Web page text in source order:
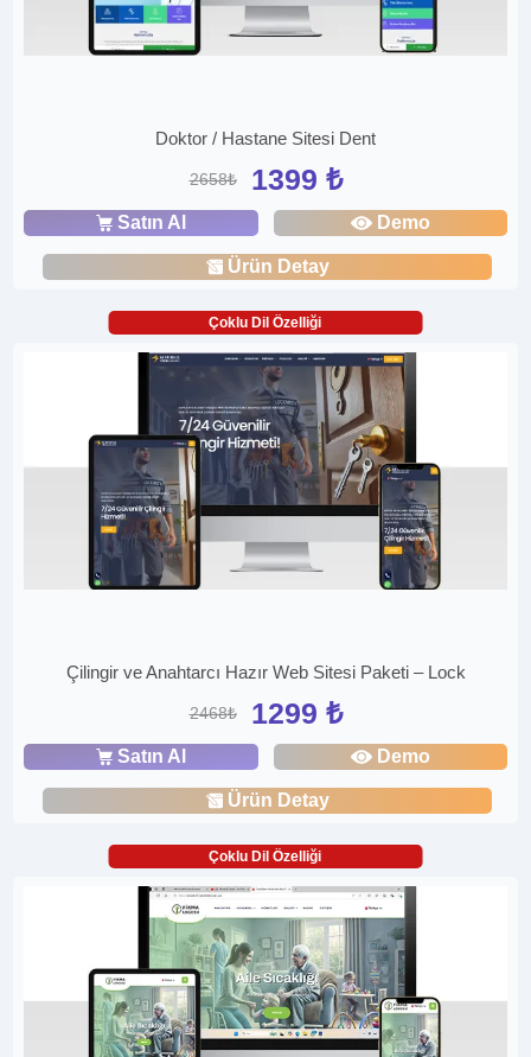
Doktor / Hastane Sitesi Dent
2658₺ 1399 ₺
Satın Al Demo
Ürün Detay
Çoklu Dil Özelliği
Çilingir ve Anahtarcı Hazır Web Sitesi Paketi – Lock
2468₺ 1299 ₺
Satın Al Demo
Ürün Detay
Çoklu Dil Özelliği